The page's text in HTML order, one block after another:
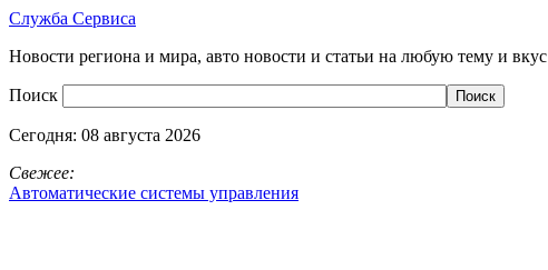
Служба Сервиса
Новости региона и мира, авто новости и статьи на любую тему и вкус
Поиск
Сегодня: 08 августа 2026
Свежее:
Автоматические системы управления